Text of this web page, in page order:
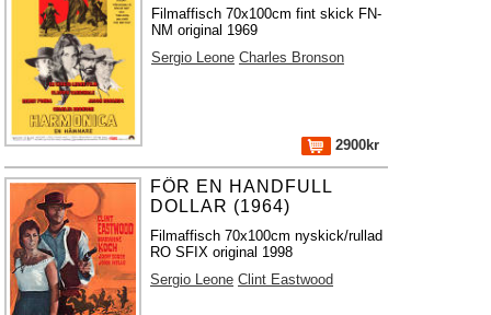
Filmaffisch 70x100cm fint skick FN-
NM original 1969
Sergio Leone Charles Bronson
2900kr
FÖR EN HANDFULL
DOLLAR (1964)
Filmaffisch 70x100cm nyskick/rullad
RO SFIX original 1998
Sergio Leone Clint Eastwood